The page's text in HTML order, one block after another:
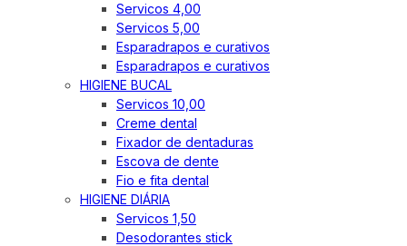
Servicos 4,00
Servicos 5,00
Esparadrapos e curativos
Esparadrapos e curativos
HIGIENE BUCAL
Servicos 10,00
Creme dental
Fixador de dentaduras
Escova de dente
Fio e fita dental
HIGIENE DIÁRIA
Servicos 1,50
Desodorantes stick